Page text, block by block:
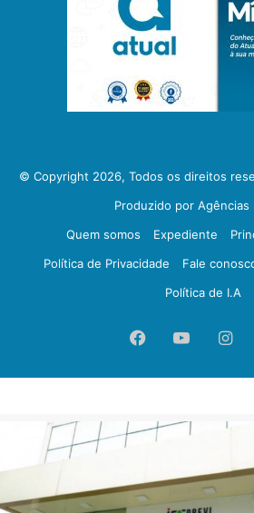
© Copyright 2026, Todos os direitos
Produzido por Agências
Quem somos
Expediente
Política de Privacidade
Fale
Política de I.A
FacebookYouTube